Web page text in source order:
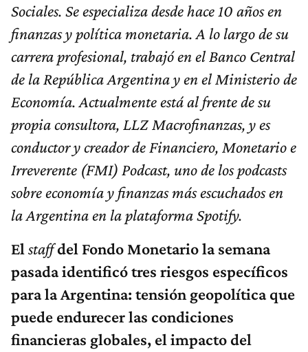
Sociales. Se especializa desde hace 10 años en
finanzas y política monetaria. A lo largo de su
carrera profesional, trabajó en el Banco Central
de la República Argentina y en el Ministerio de
Economía. Actualmente está al frente de su
propia consultora, LLZ Macrofinanzas, y es
conductor y creador de Financiero, Monetario e
Irreverente (FMI) Podcast, uno de los podcasts
sobre economía y finanzas más escuchados en
la Argentina en la plataforma Spotify.
El staffdel Fondo Monetario la semana
pasada identificó tres riesgos específicos
para la Argentina: tensión geopolítica que
puede endurecer las condiciones
financieras globales, el impacto del